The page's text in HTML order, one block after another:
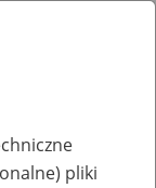
pliki